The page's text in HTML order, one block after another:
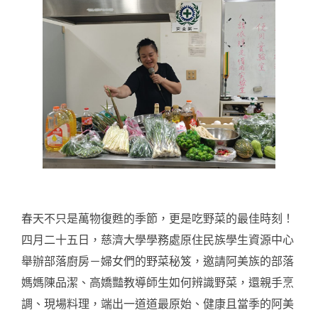
春天不只是萬物復甦的季節，更是吃野菜的最佳時刻！
四月二十五日，慈濟大學學務處原住民族學生資源中心
舉辦部落廚房－婦女們的野菜秘笈，邀請阿美族的部落
媽媽陳品潔、高嬌豔教導師生如何辨識野菜，還親手烹
調、現場料理，端出一道道最原始、健康且當季的阿美